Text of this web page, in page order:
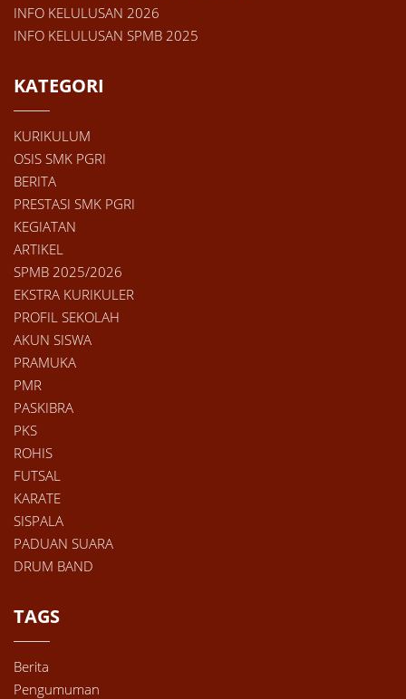
INFO KELULUSAN 2026
INFO KELULUSAN SPMB 2025
KATEGORI
KURIKULUM
OSIS SMK PGRI
BERITA
PRESTASI SMK PGRI
KEGIATAN
ARTIKEL
SPMB 2025/2026
EKSTRA KURIKULER
PROFIL SEKOLAH
AKUN SISWA
PRAMUKA
PMR
PASKIBRA
PKS
ROHIS
FUTSAL
KARATE
SISPALA
PADUAN SUARA
DRUM BAND
TAGS
Berita
Pengumuman